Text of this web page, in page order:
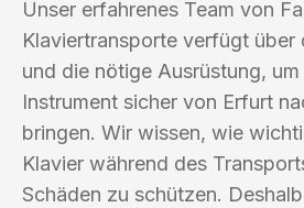
Unser erfahrenes Team von
Klaviertransporte verfügt
und die nötige Ausrüstung,
Instrument sicher von Erfurt
bringen. Wir wissen, wie
Klavier während des
Schäden zu schützen.